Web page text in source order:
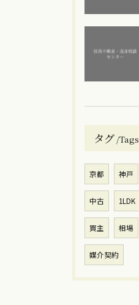
タグ Tags
京都 神戸
中古 1LDK
買主 相場
媒介契約